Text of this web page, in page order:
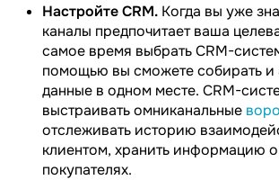
Настройте CRM. Когда вы уже
каналы предпочитает ваша
самое время выбрать CRM-
помощью вы сможете собирать и
данные в одном месте. CRM-
выстраивать омниканальные
отслеживать историю
клиентом, хранить информацию
покупателях.